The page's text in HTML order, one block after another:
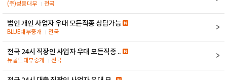
(주)성용대부 전국
법인 개인 사업자 우대 모든직종 상담가능
BLUE대부중개 전국
전국 24시 직장인 사업자 우대 모든직종 ..
뉴골드대부중개 전국